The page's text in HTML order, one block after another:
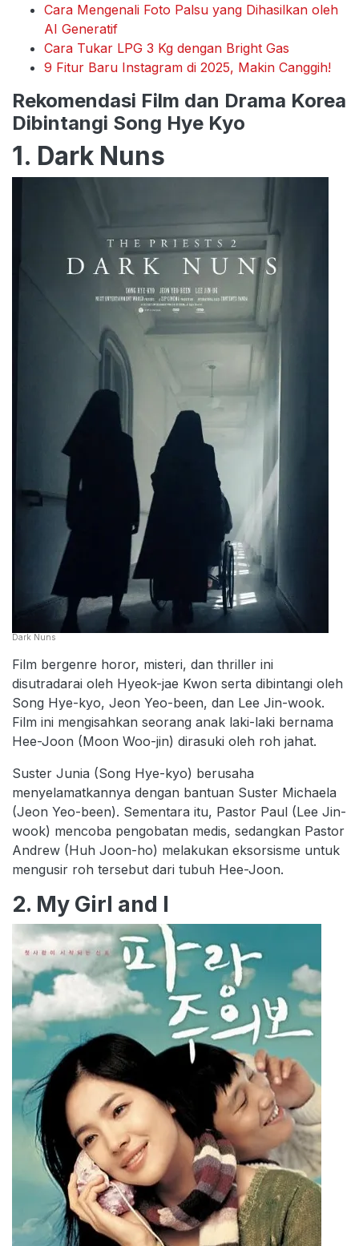
Cara Mengenali Foto Palsu yang Dihasilkan oleh
AI Generatif
Cara Tukar LPG 3 Kg dengan Bright Gas
9 Fitur Baru Instagram di 2025, Makin Canggih!
Rekomendasi Film dan Drama Korea
Dibintangi Song Hye Kyo
1. Dark Nuns
Dark Nuns
Film bergenre horor, misteri, dan thriller ini
disutradarai oleh Hyeok-jae Kwon serta dibintangi oleh
Song Hye-kyo, Jeon Yeo-been, dan Lee Jin-wook.
Film ini mengisahkan seorang anak laki-laki bernama
Hee-Joon (Moon Woo-jin) dirasuki oleh roh jahat.
Suster Junia (Song Hye-kyo) berusaha
menyelamatkannya dengan bantuan Suster Michaela
(Jeon Yeo-been). Sementara itu, Pastor Paul (Lee Jin-
wook) mencoba pengobatan medis, sedangkan Pastor
Andrew (Huh Joon-ho) melakukan eksorsisme untuk
mengusir roh tersebut dari tubuh Hee-Joon.
2. My Girl and I